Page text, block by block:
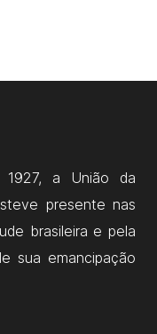
a União da
presente nas
brasileira e pela
sua emancipação